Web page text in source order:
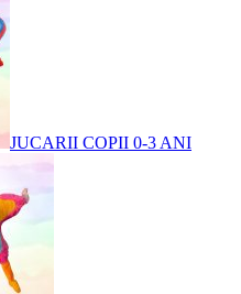
JUCARII COPII 0-3 ANI